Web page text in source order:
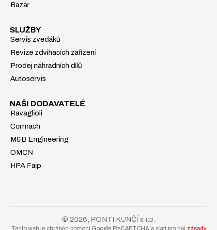
Bazar
SLUŽBY
Servis zvedáků
Revize zdvihacích zařízení
Prodej náhradních dílů
Autoservis
NAŠI DODAVATELÉ
Ravaglioli
Cormach
M&B Engineering
OMCN
HPA Faip
© 2026, PONTI KUNČÍ s.r.o.
Tento web je chráněn pomocí Google ReCAPTCHA a platí pro něj zásady